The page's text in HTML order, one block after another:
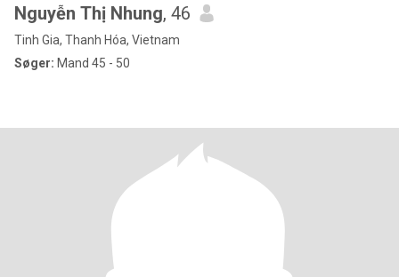
Nguyễn Thị Nhung, 46
Tinh Gia, Thanh Hóa, Vietnam
Søger: Mand 45 - 50